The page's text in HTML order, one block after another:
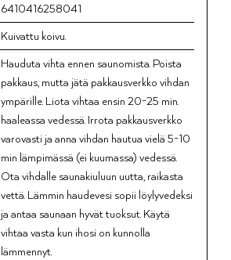
6410416258041
Kuivattu koivu.
Hauduta vihta ennen saunomista. Poista
pakkaus, mutta jätä pakkausverkko vihdan
ympärille. Liota vihtaa ensin 20-25 min.
haaleassa vedessä. Irrota pakkausverkko
varovasti ja anna vihdan hautua vielä 5-10
min lämpimässä (ei kuumassa) vedessä.
Ota vihdalle saunakiuluun uutta, raikasta
vettä. Lämmin haudevesi sopii löylyvedeksi
ja antaa saunaan hyvät tuoksut. Käytä
vihtaa vasta kun ihosi on kunnolla
lämmennyt.